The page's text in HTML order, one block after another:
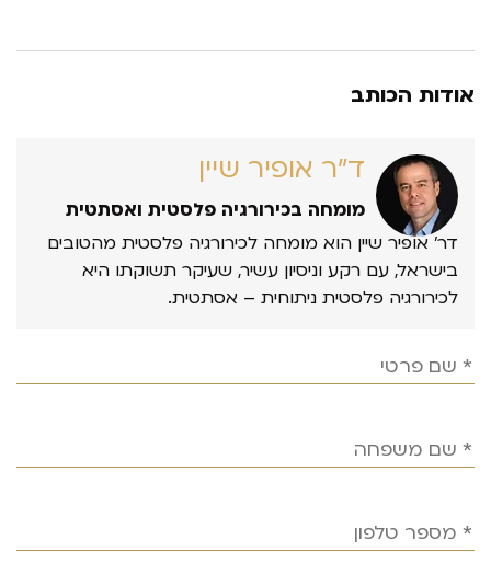
אודות הכותב
ד״ר אופיר שיין
מומחה בכירורגיה פלסטית ואסתטית
דר’ אופיר שיין הוא מומחה לכירורגיה פלסטית מהטובים
בישראל, עם רקע וניסיון עשיר, שעיקר תשוקתו היא
לכירורגיה פלסטית ניתוחית – אסתטית.